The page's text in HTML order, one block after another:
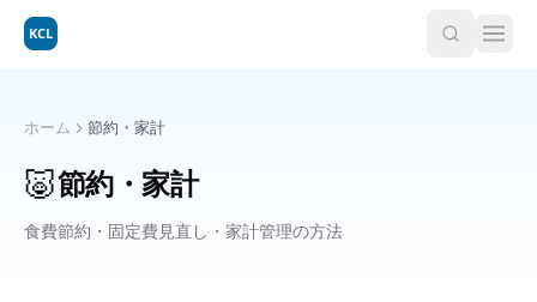
KCL
ホーム 節約・家計
🐷節約・家計
食費節約・固定費見直し・家計管理の方法